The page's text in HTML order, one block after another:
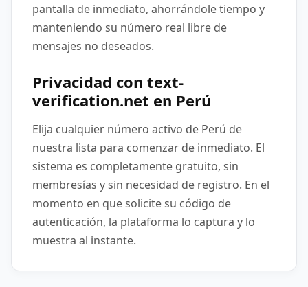
pantalla de inmediato, ahorrándole tiempo y
manteniendo su número real libre de
mensajes no deseados.
Privacidad con text-
verification.net en Perú
Elija cualquier número activo de Perú de
nuestra lista para comenzar de inmediato. El
sistema es completamente gratuito, sin
membresías y sin necesidad de registro. En el
momento en que solicite su código de
autenticación, la plataforma lo captura y lo
muestra al instante.